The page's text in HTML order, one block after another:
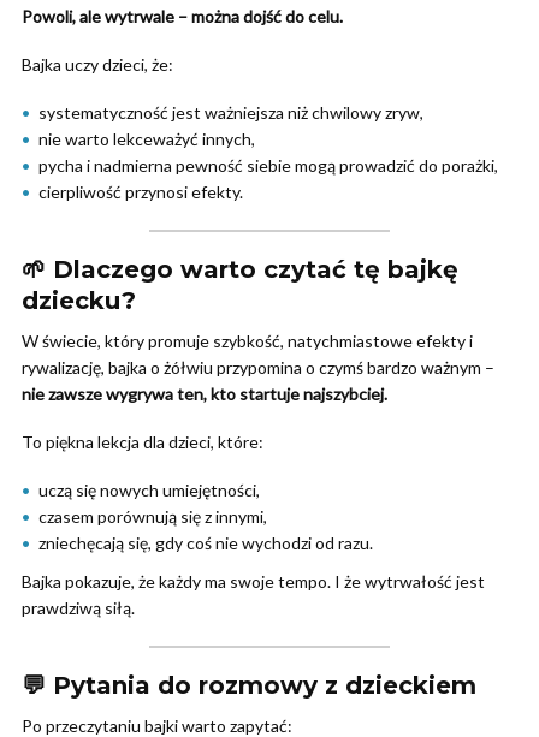
Powoli, ale wytrwale – można dojść do celu.
Bajka uczy dzieci, że:
systematyczność jest ważniejsza niż chwilowy zryw,
nie warto lekceważyć innych,
pycha i nadmierna pewność siebie mogą prowadzić do porażki,
cierpliwość przynosi efekty.
🌱 Dlaczego warto czytać tę bajkę
dziecku?
W świecie, który promuje szybkość, natychmiastowe efekty i
rywalizację, bajka o żółwiu przypomina o czymś bardzo ważnym –
nie zawsze wygrywa ten, kto startuje najszybciej.
To piękna lekcja dla dzieci, które:
uczą się nowych umiejętności,
czasem porównują się z innymi,
zniechęcają się, gdy coś nie wychodzi od razu.
Bajka pokazuje, że każdy ma swoje tempo. I że wytrwałość jest
prawdziwą siłą.
💬 Pytania do rozmowy z dzieckiem
Po przeczytaniu bajki warto zapytać: